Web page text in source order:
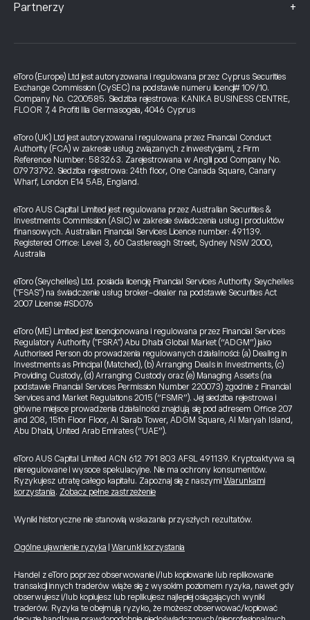
Partnerzy +
eToro (Europe) Ltd jest autoryzowana i regulowana przez Cyprus Securities
Exchange Commission (CySEC) na podstawie numeru licencji# 109/10.
Company No. C200585. Siedziba rejestrowa: KANIKA BUSINESS CENTRE,
FLOOR 7, 4 Profiti Ilia Germasogeia, 4046 Cyprus
eToro (UK) Ltd jest autoryzowana i regulowana przez Financial Conduct
Authority (FCA) w zakresie usług związanych z inwestycjami, z Firm
Reference Number: 583263. Zarejestrowana w Anglii pod Company No.
07973792. Siedziba rejestrowa: 24th floor, One Canada Square, Canary
Wharf, London E14 5AB, England.
eToro AUS Capital Limited jest regulowana przez Australian Securities &
Investments Commission (ASIC) w zakresie świadczenia usług i produktów
finansowych. Australian Financial Services Licence number: 491139.
Registered Office: Level 3, 60 Castlereagh Street, Sydney NSW 2000,
Australia
eToro (Seychelles) Ltd. posiada licencję Financial Services Authority Seychelles
("FSAS") na świadczenie usług broker-dealer na podstawie Securities Act
2007 License #SD076
eToro (ME) Limited jest licencjonowana i regulowana przez Financial Services
Regulatory Authority ("FSRA") Abu Dhabi Global Market (“ADGM”) jako
Authorised Person do prowadzenia regulowanych działalności: (a) Dealing in
Investments as Principal (Matched), (b) Arranging Deals in Investments, (c)
Providing Custody, (d) Arranging Custody oraz (e) Managing Assets (na
podstawie Financial Services Permission Number 220073) zgodnie z Financial
Services and Market Regulations 2015 (“FSMR”). Jej siedziba rejestrowa i
główne miejsce prowadzenia działalności znajdują się pod adresem Office 207
and 208, 15th Floor Floor, Al Sarab Tower, ADGM Square, Al Maryah Island,
Abu Dhabi, United Arab Emirates (“UAE”).
eToro AUS Capital Limited ACN 612 791 803 AFSL 491139. Kryptoaktywa są
nieregulowane i wysoce spekulacyjne. Nie ma ochrony konsumentów.
Ryzykujesz utratę całego kapitału. Zapoznaj się z naszymi Warunkami
korzystania. Zobacz pełne zastrzeżenie
Wyniki historyczne nie stanowią wskazania przyszłych rezultatów.
Ogólne ujawnienie ryzyka Warunki korzystania
Handel z eToro poprzez obserwowanie i/lub kopiowanie lub replikowanie
transakcji innych traderów wiąże się z wysokim poziomem ryzyka, nawet gdy
obserwujesz i/lub kopiujesz lub replikujesz najlepiej osiągających wyniki
traderów. Ryzyka te obejmują ryzyko, że możesz obserwować/kopiować